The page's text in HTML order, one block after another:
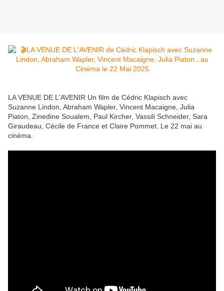
LA VENUE DE L'AVENIR Un film de Cédric Klapisch avec
Suzanne Lindon, Abraham Wapler, Vincent Macaigne, Julia
Piaton, Zinedine Soualem, Paul Kircher, Vassili Schneider, Sara
Giraudeau, Cécile de France et Claire Pommet. Le 22 mai au
cinéma.